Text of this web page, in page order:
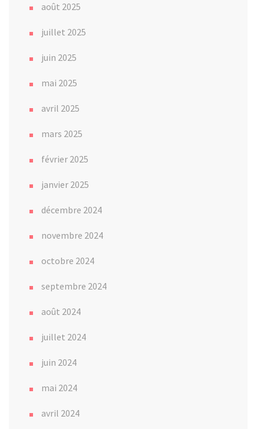
août 2025
juillet 2025
juin 2025
mai 2025
avril 2025
mars 2025
février 2025
janvier 2025
décembre 2024
novembre 2024
octobre 2024
septembre 2024
août 2024
juillet 2024
juin 2024
mai 2024
avril 2024